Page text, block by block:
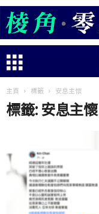
主頁 標籤 安息主懷
標籤: 安息主懷